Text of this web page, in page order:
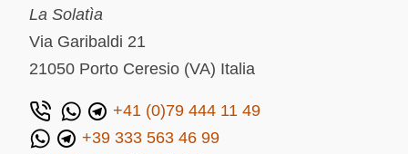
La Solatìa
Via Garibaldi 21
21050 Porto Ceresio (VA) Italia
+41 (0)79 444 11 49
+39 333 563 46 99